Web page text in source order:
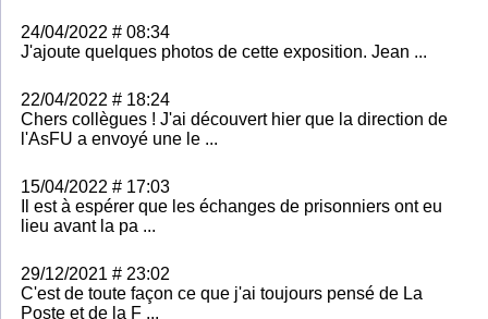
24/04/2022 # 08:34
J'ajoute quelques photos de cette exposition. Jean ...
22/04/2022 # 18:24
Chers collègues ! J'ai découvert hier que la direction de
l'AsFU a envoyé une le ...
15/04/2022 # 17:03
Il est à espérer que les échanges de prisonniers ont eu
lieu avant la pa ...
29/12/2021 # 23:02
C'est de toute façon ce que j'ai toujours pensé de La
Poste et de la F ...